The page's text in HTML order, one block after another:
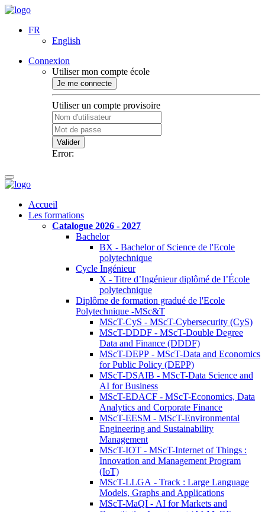
FR
English
Connexion
Utiliser mon compte école
Je me connecte
Utiliser un compte provisoire
Valider
Error:
Accueil
Les formations
Catalogue 2026 - 2027
Bachelor
BX - Bachelor of Science de l'Ecole
polytechnique
Cycle Ingénieur
X - Titre d’Ingénieur diplômé de l’École
polytechnique
Diplôme de formation gradué de l'Ecole
Polytechnique -MSc&T
MScT-CyS - MScT-Cybersecurity (CyS)
MScT-DDDF - MScT-Double Degree
Data and Finance (DDDF)
MScT-DEPP - MScT-Data and Economics
for Public Policy (DEPP)
MScT-DSAIB - MScT-Data Science and
AI for Business
MScT-EDACF - MScT-Economics, Data
Analytics and Corporate Finance
MScT-EESM - MScT-Environmental
Engineering and Sustainability
Management
MScT-IOT - MScT-Internet of Things :
Innovation and Management Program
(IoT)
MScT-LLGA - Track : Large Language
Models, Graphs and Applications
MScT-MaQI - AI for Markets and